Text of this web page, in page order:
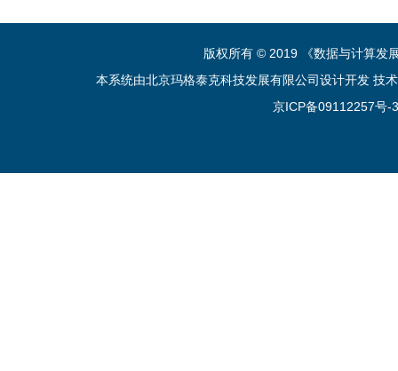
版权所有 © 2019 《数据与计算发
本系统由北京玛格泰克科技发展有限公司设计开发 技
京ICP备09112257号-